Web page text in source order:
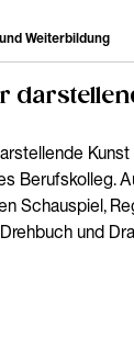
Weiterbildung
Kunst
Berufskolleg.
Schauspiel,
und